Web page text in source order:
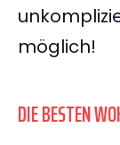
möglich!
DIE BESTEN